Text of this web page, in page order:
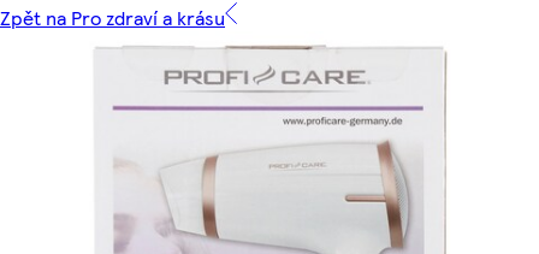
Zpět na Pro zdraví a krásu